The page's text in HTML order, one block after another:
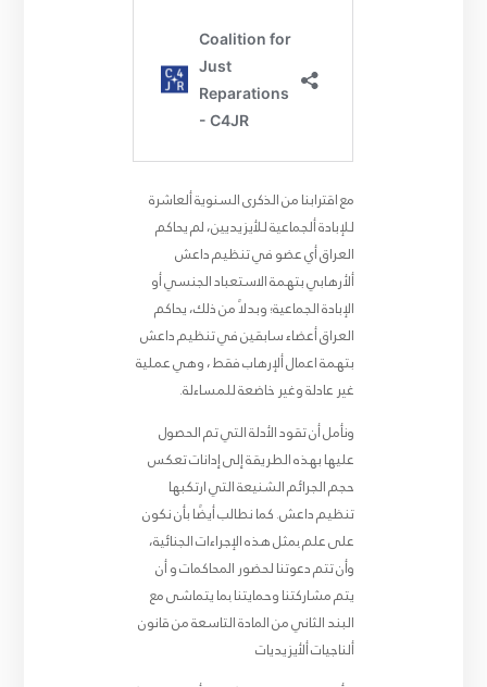
مع اقترابنا من الذكرى السنوية ألعاشرة
للإبادة ألجماعية للأيزيديين، لم يحاكم
العراق أي عضو في تنظيم داعش
ألأرهابي بتهمة الاستعباد الجنسي أو
الإبادة الجماعية؛ وبدلاً من ذلك، يحاكم
العراق أعضاء سابقين في تنظيم داعش
بتهمة اعمال ألإرهاب فقط ، وهي عملية
غير عادلة وغير خاضعة للمساءلة.
ونأمل أن تقود الأدلة التي تم الحصول
عليها بهذه الطريقة إلى إدانات تعكس
حجم الجرائم الشنيعة التي ارتكبها
تنظيم داعش. كما نطالب أيضًا بأن نكون
على علم بمثل هذه الإجراءات الجنائية،
وأن تتم دعوتنا لحضور المحاكمات و أن
يتم مشاركتنا وحمايتنا بما يتماشى مع
البند الثاني من المادة التاسعة من قانون
ألناجيات ألأيزيديات